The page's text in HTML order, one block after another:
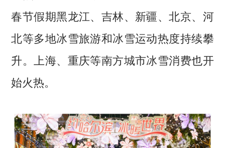
春节假期黑龙江、吉林、新疆、北京、河
北等多地冰雪旅游和冰雪运动热度持续攀
升。上海、重庆等南方城市冰雪消费也开
始火热。